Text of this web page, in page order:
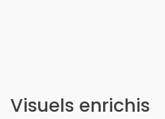
Visuels enrichis